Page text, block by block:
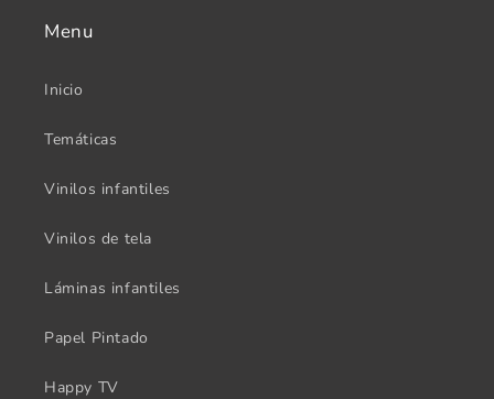
Menu
Inicio
Temáticas
Vinilos infantiles
Vinilos de tela
Láminas infantiles
Papel Pintado
Happy TV